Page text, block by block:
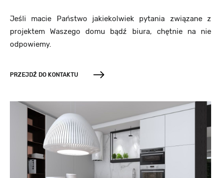
Jeśli macie Państwo jakiekolwiek pytania związane z
projektem Waszego domu bądź biura, chętnie na nie
odpowiemy.
PRZEJDŹ DO KONTAKTU